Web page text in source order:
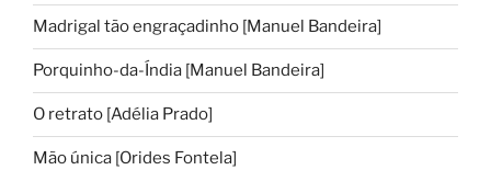
Madrigal tão engraçadinho [Manuel Bandeira]
Porquinho-da-Índia [Manuel Bandeira]
O retrato [Adélia Prado]
Mão única [Orides Fontela]